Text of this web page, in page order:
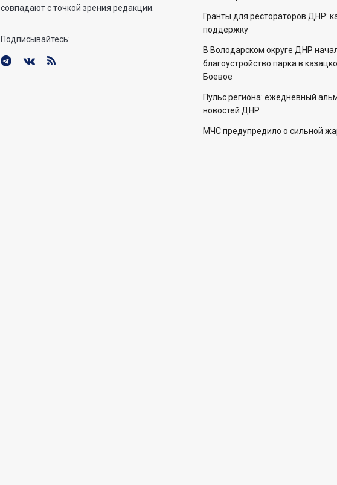
совпадают с точкой зрения редакции.
Подписывайтесь:
Гранты для рестораторов ДНР:
поддержку
В Володарском округе ДНР
благоустройство парка в
Боевое
Пульс региона: ежедневный
новостей ДНР
МЧС предупредило о сильной